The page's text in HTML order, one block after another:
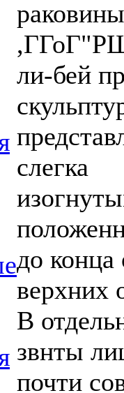
ли-бей
слегка
до конца
верхних
В
звнты
почти